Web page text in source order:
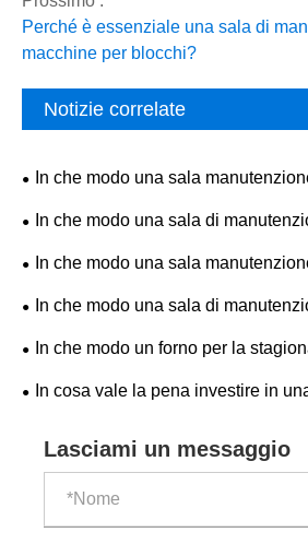
Perché è essenziale una sala di
macchine per blocchi?
Notizie correlate
In che modo una sala
mattoni in cemento può migliorare
In che modo una sala di
per mattoni con struttura in acciaio
In che modo una sala
blocco può migliorare l'affidabilità
In che modo una sala di
migliora l'efficienza e la sicurezza
In che modo un forno per la
completamente automatico della
In cosa vale la pena investire in
Lasciami un messaggio